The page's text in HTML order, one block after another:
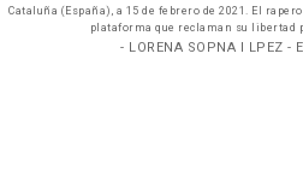
Cataluña (España), a 15 de febrero de 2021. El
plataforma que reclaman su libertad
- LORENA SOPNA I LPEZ -